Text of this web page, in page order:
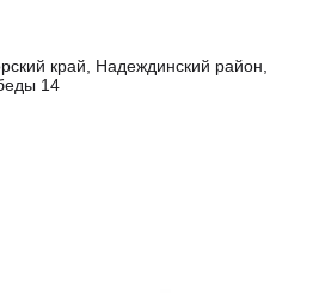
край, Надеждинский район,
14